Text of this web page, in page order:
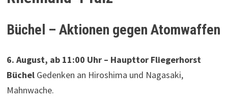
Büchel – Aktionen gegen Atomwaffen
6. August, ab 11:00 Uhr – Haupttor Fliegerhorst
BüchelGedenken an Hiroshima und Nagasaki,
Mahnwache.